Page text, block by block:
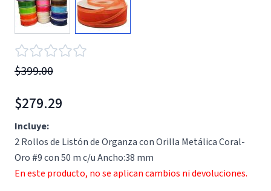
$399.00
$279.29
Incluye:
2 Rollos de Listón de Organza con Orilla Metálica Coral-
Oro #9 con 50 m c/u Ancho:38 mm
En este producto, no se aplican cambios ni devoluciones.